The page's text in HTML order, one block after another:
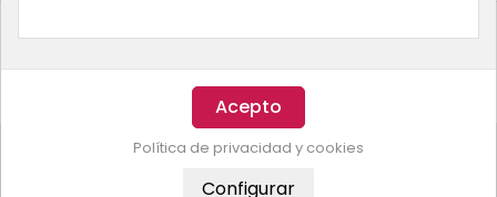
© CopyrightEnjuliana- Desarrollado porSmartz
Esta página usa cookies. Entendemos que aceptas nuestra
Política de privacidad y cookies